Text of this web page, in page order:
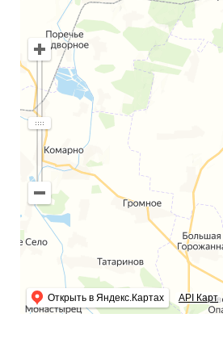
Открыть в Яндекс.Картах API Карт